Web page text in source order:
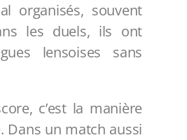
organisés, souvent
les duels, ils ont
lensoises sans
c’est la manière
Dans un match aussi